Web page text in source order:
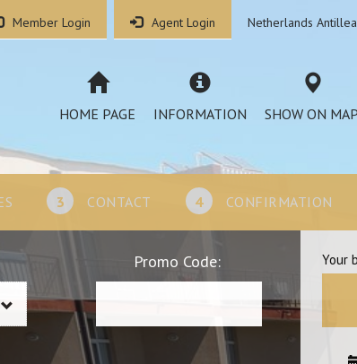
Member Login Agent Login Netherlands
HOME PAGE INFORMATION SHOW ON MAP
3 CONTACT 4 CONFIRMATION
Promo Code: Your